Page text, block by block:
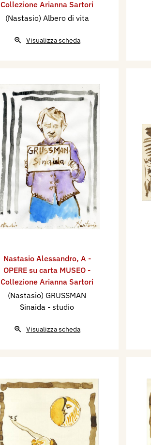
Collezione Arianna Sartori
(Nastasio) Albero di vita
Visualizza scheda
Nastasio Alessandro, A -
OPERE su carta MUSEO -
Collezione Arianna Sartori
(Nastasio) GRUSSMAN
Sinaida - studio
Visualizza scheda